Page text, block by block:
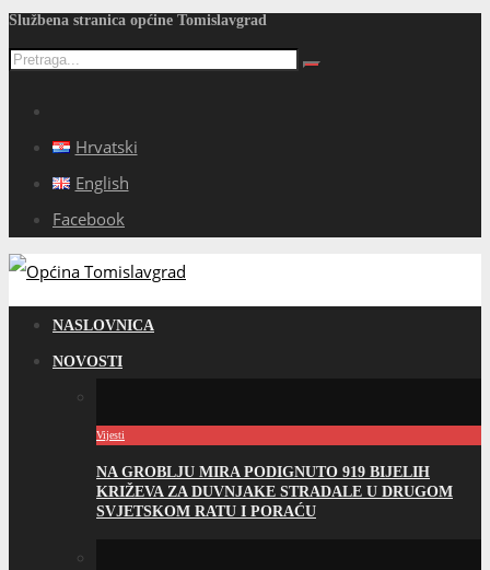
Službena stranica općine Tomislavgrad
Hrvatski
English
Facebook
NASLOVNICA
NOVOSTI
Vijesti
NA GROBLJU MIRA PODIGNUTO 919 BIJELIH
KRIŽEVA ZA DUVNJAKE STRADALE U DRUGOM
SVJETSKOM RATU I PORAĆU